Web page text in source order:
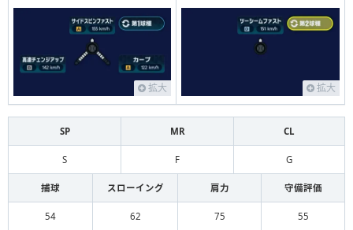
拡大 拡大
SP MR CL
S F G
捕球 スローイング 肩力 守備評価
54 62 75 55